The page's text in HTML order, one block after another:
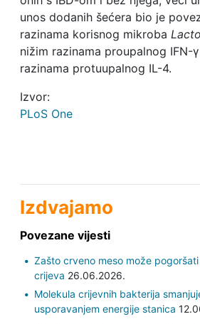
unos dodanih šećera bio je
razinama korisnog mikroba
nižim razinama proupalnog IFN-
razinama protuupalnog IL-4.
Izvor:
PLoS One
Izdvajamo
Povezane vijesti
Zašto crveno meso može
crijeva 26.06.2026.
Molekula crijevnih bakterija
usporavanjem energije stanica